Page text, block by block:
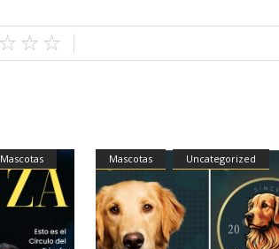
Mascotas Mascotas Uncategorized